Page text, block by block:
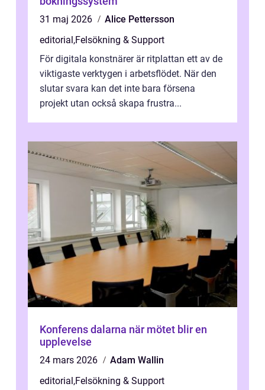
31 maj 2026
Alice Pettersson
editorial,Felsökning & Support
För digitala konstnärer är ritplattan ett av de
viktigaste verktygen i arbetsflödet. När den
slutar svara kan det inte bara försena
projekt utan också skapa frustra...
Konferens dalarna när mötet blir en
upplevelse
24 mars 2026
Adam Wallin
editorial,Felsökning & Support